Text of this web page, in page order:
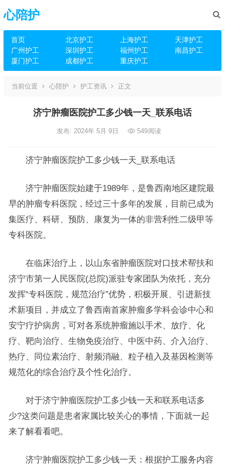
心陪护
首页 北京护工 上海护工
天津护工
广州护工
深圳护工 福州护工
南昌护工
厦门护工
成都护工 重庆护工
当前位置 心陪护 护工资讯 正文
济宁肿瘤医院护工多少钱一天_联系电话
发布: 2024年 5月 9日 549阅读
济宁肿瘤医院护工多少钱一天_联系电话
济宁肿瘤医院始建于1989年，是鲁西南地区建院最
早的肿瘤专科医院，经过三十多年的发展，目前已成为
集医疗、科研、预防、康复为一体的非营利性二级甲等
专科医院。
在临床治疗上，以山东省肿瘤医院对口技术帮扶和
济宁市第一人民医院(总院)派驻专家团队为依托，充分
发挥“专科医院，规范治疗”优势，积极开展、引进新技
术新项目，并成立了鲁西南首家肿瘤多学科会诊中心和
安宁疗护病房，可对各系统肿瘤施以手术、放疗、化
疗、靶向治疗、生物免疫治疗、中医中药、介入治疗、
热疗、同位素治疗、射频消融、粒子植入及基因检测等
规范化的综合治疗及个性化治疗。
对于济宁肿瘤医院护工多少钱一天和联系电话多
少?这类问题是患者家属比较关心的事情，下面就一起
来了解看看吧。
济宁肿瘤医院护工多少钱一天：根据护工服务内容